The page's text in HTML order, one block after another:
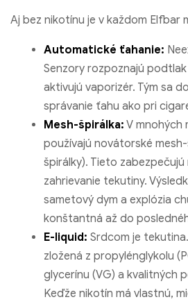
Aj bez nikotínu je v každom Elfbar
Automatické ťahanie:
Senzory rozpoznajú
aktivujú vaporizér. Tým sa
správanie ťahu ako pri
Mesh-špirálka: V mnohých
používajú novátorské
špirálky). Tieto zabezpečujú
zahrievanie tekutiny.
sametový dym a explózia
konštantná až do
E-liquid: Srdcom je
zložená z propylénglykolu
glycerínu (VG) a kvalitných
Keďže nikotín má vlastnú,